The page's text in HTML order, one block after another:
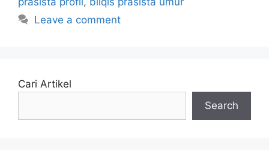
Leave a comment
Cari Artikel
Search